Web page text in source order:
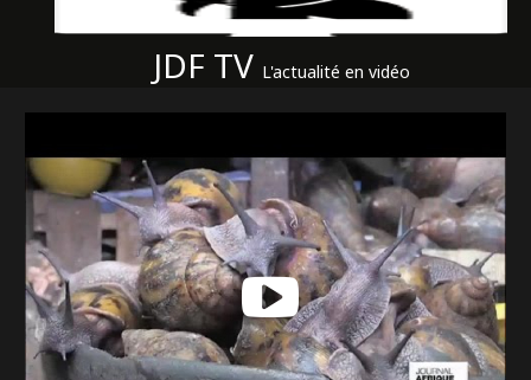
JDF TV L'actualité en vidéo